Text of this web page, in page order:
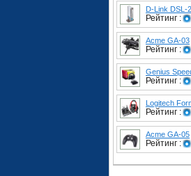
D-Link DSL-
Рейтинг :
Acme GA-03
Рейтинг :
Genius
Рейтинг :
Logitech
Рейтинг :
Acme GA-05
Рейтинг :